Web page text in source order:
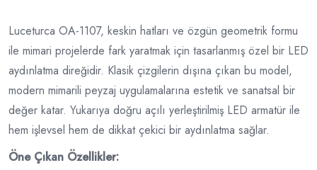
Luceturca OA-1107, keskin hatları ve özgün geometrik formu
ile mimari projelerde fark yaratmak için tasarlanmış özel bir LED
aydınlatma direğidir. Klasik çizgilerin dışına çıkan bu model,
modern mimarili peyzaj uygulamalarına estetik ve sanatsal bir
değer katar. Yukarıya doğru açılı yerleştirilmiş LED armatür ile
hem işlevsel hem de dikkat çekici bir aydınlatma sağlar.
Öne Çıkan Özellikler: